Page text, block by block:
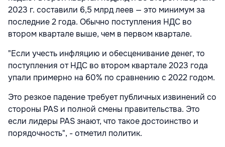
2023 г. составили 6,5 млрд леев — это минимум за
последние 2 года. Обычно поступления НДС во
втором квартале выше, чем в первом квартале.
"Если учесть инфляцию и обесценивание денег, то
поступления от НДС во втором квартале 2023 года
упали примерно на 60% по сравнению с 2022 годом.
Это резкое падение требует публичных извинений со
стороны PAS и полной смены правительства. Это
если лидеры PAS знают, что такое достоинство и
порядочность", - отметил политик.